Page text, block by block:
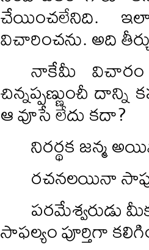
చేయించలేనిది.
విచారించను. అది
నాకేమీ
చిన్నప్పణ్ణుంచీ
ఆ వూసే లేదు కదా?
నిరర్థక జన్మ
రచనలయినా
పరమేశ్వరుడు
సాఫల్యం పూర్తిగా